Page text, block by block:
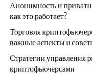
Анонимность и
как это работает?
Торговля
важные аспекты и
Стратегии управления
криптофьючерсами